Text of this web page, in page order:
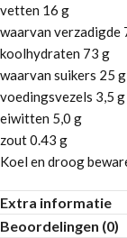
vetten 16 g
waarvan verzadigde
koolhydraten 73 g
waarvan suikers 25 g
voedingsvezels 3,5 g
eiwitten 5,0 g
zout 0.43 g
Koel en droog
Extra informatie
Beoordelingen (0)